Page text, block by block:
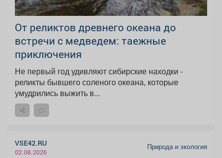
От реликтов древнего океана до
встречи с медведем: таежные
приключения
Не первый год удивляют сибирские находки -
реликты бывшего соленого океана, которые
умудрились выжить в...
VSE42.RU
02.08.2026
Природа и экология